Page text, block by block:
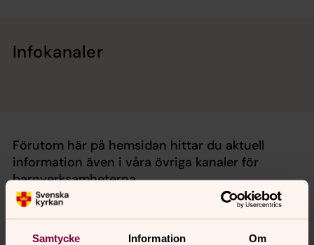
Samtycke Information Om
Infokanaler
Förutom här på hemsidan hittar du aktuell
information även i våra övriga kanaler för
barnverksamheterna.
Facebook - barn och familj